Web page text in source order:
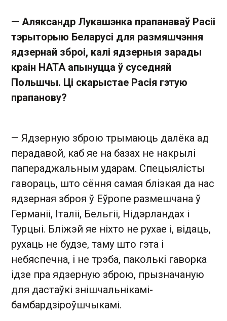
— Аляксандр Лукашэнка прапанаваў Расіі
тэрыторыю Беларусі для размяшчэння
ядзернай зброі, калі ядзерныя зарады
краін НАТА апынуцца ў суседняй
Польшчы. Ці скарыстае Расія гэтую
прапанову?
— Ядзерную зброю трымаюць далёка ад
перадавой, каб яе на базах не накрылі
папераджальным ударам. Спецыялісты
гавораць, што сёння самая блізкая да нас
ядзерная зброя ў Еўропе размешчана ў
Германіі, Італіі, Бельгіі, Нідэрландах і
Турцыі. Бліжэй яе ніхто не рухае і, відаць,
рухаць не будзе, таму што гэта і
небяспечна, і не трэба, паколькі гаворка
ідзе пра ядзерную зброю, прызначаную
для дастаўкі знішчальнікамі-
бамбардзіроўшчыкамі.